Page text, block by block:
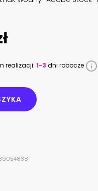
realizacji: 1-3 dni robocze